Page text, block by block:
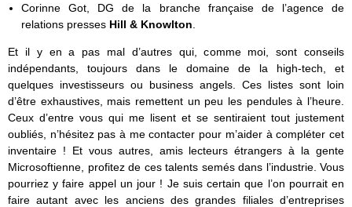
Corinne Got, DG de la branche française de l’agence de
relations presses Hill & Knowlton
Et il y en a pas mal d’autres qui, comme moi, sont conseils
indépendants, toujours dans le domaine de la high-tech, et
quelques investisseurs ou business angels. Ces listes sont loin
d’être exhaustives, mais remettent un peu les pendules à l’heure.
Ceux d’entre vous qui me lisent et se sentiraient tout justement
oubliés, n’hésitez pas à me contacter pour m’aider à compléter cet
inventaire ! Et vous autres, amis lecteurs étrangers à la gente
Microsoftienne, profitez de ces talents semés dans l’industrie. Vous
pourriez y faire appel un jour ! Je suis certain que l’on pourrait en
faire autant avec les anciens des grandes filiales d’entreprises